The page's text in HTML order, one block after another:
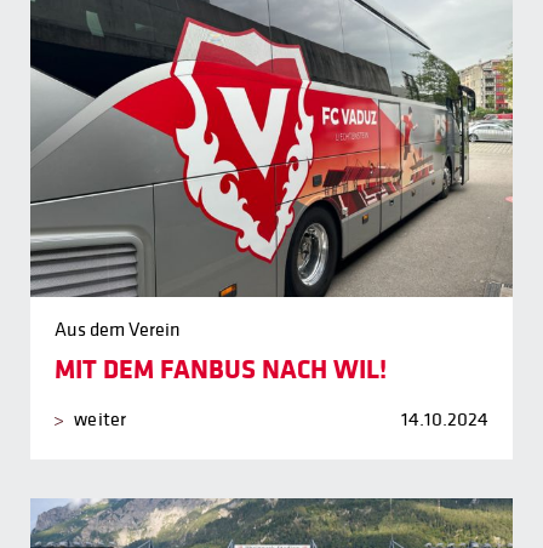
Aus dem Verein
MIT DEM FANBUS NACH WIL!
weiter 14.10.2024